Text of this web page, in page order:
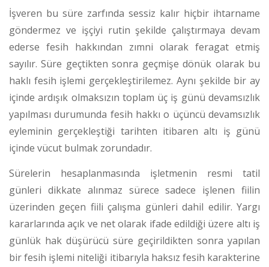
İşveren bu süre zarfında sessiz kalır hiçbir ihtarname
göndermez ve işçiyi rutin şekilde çalıştırmaya devam
ederse fesih hakkından zımni olarak feragat etmiş
sayılır. Süre geçtikten sonra geçmişe dönük olarak bu
haklı fesih işlemi gerçekleştirilemez. Aynı şekilde bir ay
içinde ardışık olmaksızın toplam üç iş günü devamsızlık
yapılması durumunda fesih hakkı o üçüncü devamsızlık
eyleminin gerçekleştiği tarihten itibaren altı iş günü
içinde vücut bulmak zorundadır.
Sürelerin hesaplanmasında işletmenin resmi tatil
günleri dikkate alınmaz sürece sadece işlenen fiilin
üzerinden geçen fiili çalışma günleri dahil edilir. Yargı
kararlarında açık ve net olarak ifade edildiği üzere altı iş
günlük hak düşürücü süre geçirildikten sonra yapılan
bir fesih işlemi niteliği itibarıyla haksız fesih karakterine